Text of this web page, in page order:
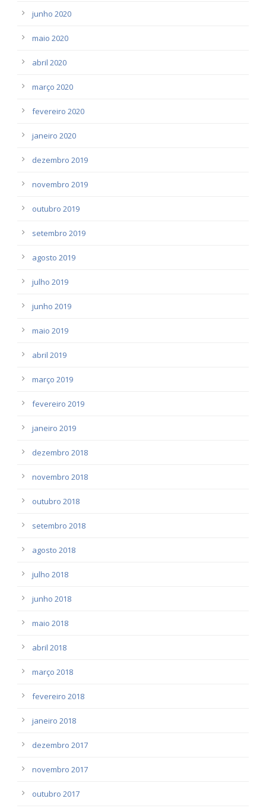
junho 2020
maio 2020
abril 2020
março 2020
fevereiro 2020
janeiro 2020
dezembro 2019
novembro 2019
outubro 2019
setembro 2019
agosto 2019
julho 2019
junho 2019
maio 2019
abril 2019
março 2019
fevereiro 2019
janeiro 2019
dezembro 2018
novembro 2018
outubro 2018
setembro 2018
agosto 2018
julho 2018
junho 2018
maio 2018
abril 2018
março 2018
fevereiro 2018
janeiro 2018
dezembro 2017
novembro 2017
outubro 2017